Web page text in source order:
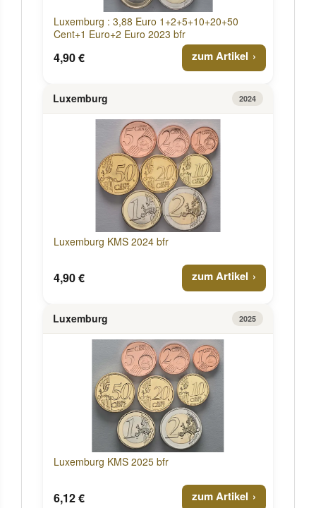
Luxemburg : 3,88 Euro 1+2+5+10+20+50
Cent+1 Euro+2 Euro 2023 bfr
4,90 € zum Artikel
Luxemburg 2024
Luxemburg KMS 2024 bfr
4,90 € zum Artikel
Luxemburg 2025
Luxemburg KMS 2025 bfr
6,12 € zum Artikel